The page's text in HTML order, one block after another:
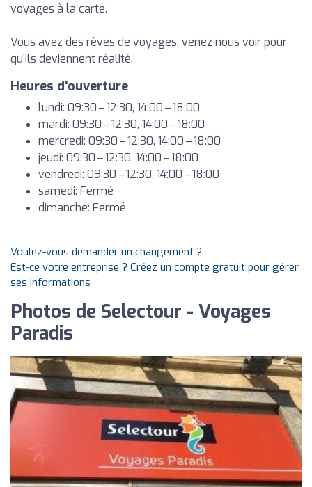
voyages à la carte.
Vous avez des rêves de voyages, venez nous voir pour
qu'ils deviennent réalité.
Heures d'ouverture
lundi: 09:30 – 12:30, 14:00 – 18:00
mardi: 09:30 – 12:30, 14:00 – 18:00
mercredi: 09:30 – 12:30, 14:00 – 18:00
jeudi: 09:30 – 12:30, 14:00 – 18:00
vendredi: 09:30 – 12:30, 14:00 – 18:00
samedi: Fermé
dimanche: Fermé
Voulez-vous demander un changement ?
Est-ce votre entreprise ? Créez un compte gratuit pour gérer
ses informations
Photos de Selectour - Voyages
Paradis